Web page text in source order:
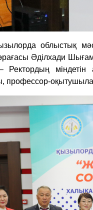
облыстық
Әділхади
Ректордың
профессор-